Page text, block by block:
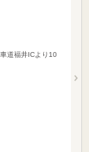
道福井ICより10